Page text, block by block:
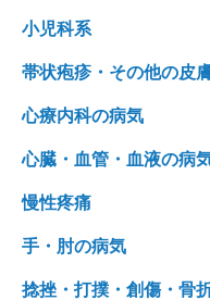
小児科系
帯状疱疹・その他の皮
心療内科の病気
心臓・血管・血液の病
慢性疼痛
手・肘の病気
捻挫・打撲・創傷・骨